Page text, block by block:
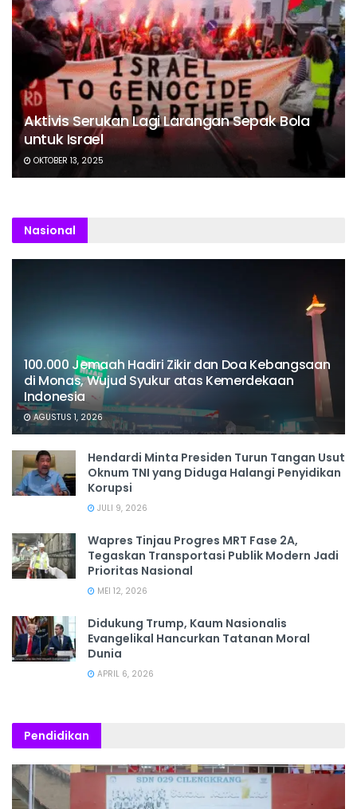
Aktivis Serukan Lagi Larangan Sepak Bola
untuk Israel
OKTOBER 13, 2025
Nasional
100.000 Jemaah Hadiri Zikir dan Doa Kebangsaan
di Monas, Wujud Syukur atas Kemerdekaan
Indonesia
AGUSTUS 1, 2026
Hendardi Minta Presiden Turun Tangan Usut
Oknum TNI yang Diduga Halangi Penyidikan
Korupsi
JULI 9, 2026
Wapres Tinjau Progres MRT Fase 2A,
Tegaskan Transportasi Publik Modern Jadi
Prioritas Nasional
MEI 12, 2026
Didukung Trump, Kaum Nasionalis
Evangelikal Hancurkan Tatanan Moral
Dunia
APRIL 6, 2026
Pendidikan